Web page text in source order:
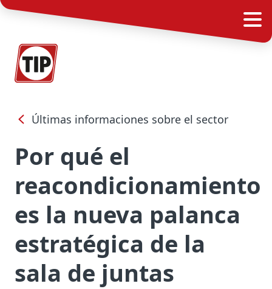
Últimas informaciones sobre el sector
Por qué el
reacondicionamiento
es la nueva palanca
estratégica de la
sala de juntas